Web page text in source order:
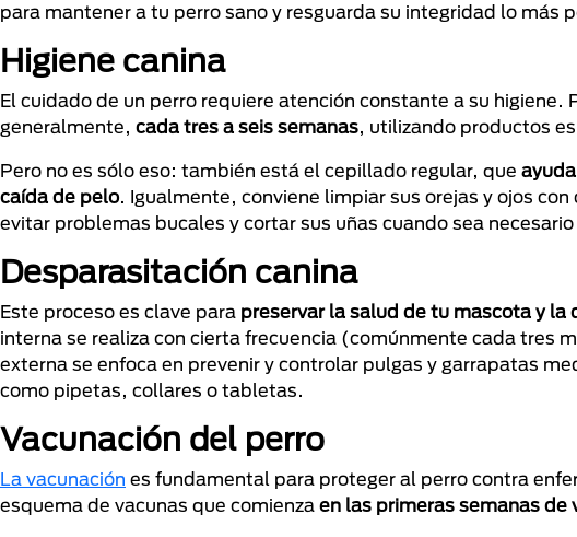
para mantener a tu perro sano y resguarda su integridad lo más
Higiene canina
El cuidado de un perro requiere atención constante a su
generalmente, cada tres a seis semanas, utilizando productos
Pero no es sólo eso: también está el cepillado regular, que
caída de pelo. Igualmente, conviene limpiar sus orejas y ojos
evitar problemas bucales y cortar sus uñas cuando sea
Desparasitación canina
Este proceso es clave para preservar la salud de tu mascota y la
interna se realiza con cierta frecuencia (comúnmente cada tres
externa se enfoca en prevenir y controlar pulgas y garrapatas
como pipetas, collares o tabletas.
Vacunación del perro
La vacunación es fundamental para proteger al perro contra
esquema de vacunas que comienza en las primeras semanas de